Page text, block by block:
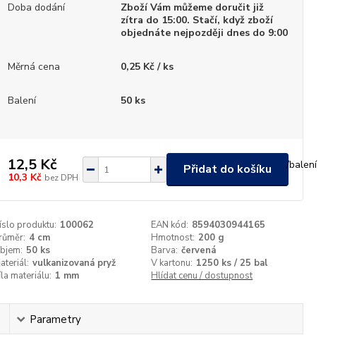
Doba dodání
Zboží Vám můžeme doručit již
zítra do 15:00. Stačí, když zboží
objednáte nejpozději dnes do 9:00
Měrná cena 0,25 Kč / ks
Balení 50 ks
12,5 Kč /balení
10,3 Kč bez DPH
Přidat do košíku
produktu: 100062 EAN kód: 8594030944165
4 cm Hmotnost: 200 g
50 ks Barva: červená
vulkanizovaná pryž V kartonu: 1250 ks / 25 bal
materiálu: 1 mm Hlídat cenu / dostupnost
Parametry